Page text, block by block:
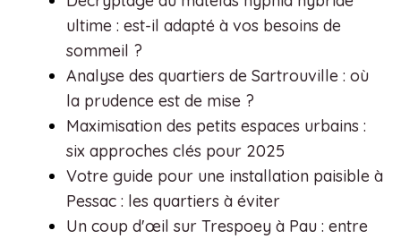
ultime : est-il adapté à vos besoins de
sommeil ?
Analyse des quartiers de Sartrouville : où
la prudence est de mise ?
Maximisation des petits espaces urbains :
six approches clés pour 2025
Votre guide pour une installation paisible à
Pessac : les quartiers à éviter
Un coup d'œil sur Trespoey à Pau : entre